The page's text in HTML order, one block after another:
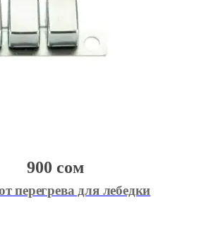
перегрева для лебедки
900 сом